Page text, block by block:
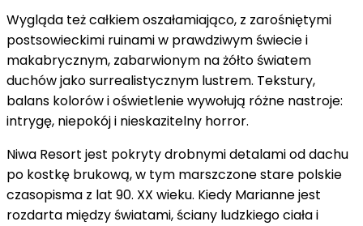
Wygląda też całkiem oszałamiająco, z zarośniętymi
postsowieckimi ruinami w prawdziwym świecie i
makabrycznym, zabarwionym na żółto światem
duchów jako surrealistycznym lustrem. Tekstury,
balans kolorów i oświetlenie wywołują różne nastroje:
intrygę, niepokój i nieskazitelny horror.
Niwa Resort jest pokryty drobnymi detalami od dachu
po kostkę brukową, w tym marszczone stare polskie
czasopisma z lat 90. XX wieku. Kiedy Marianne jest
rozdarta między światami, ściany ludzkiego ciała i